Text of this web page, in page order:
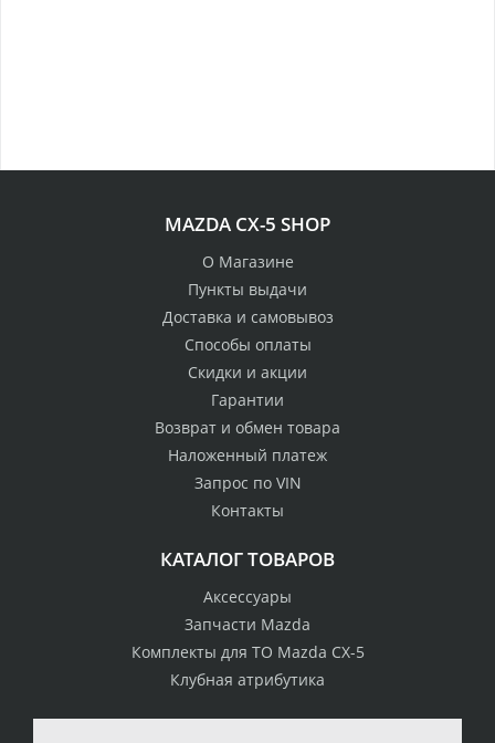
стоимости
Гарантия качества
MAZDA CX-5 SHOP
О Магазине
Пункты выдачи
Доставка и самовывоз
Способы оплаты
Скидки и акции
Гарантии
Возврат и обмен товара
Наложенный платеж
Запрос по VIN
Контакты
КАТАЛОГ ТОВАРОВ
Аксессуары
Запчасти Mazda
Комплекты для ТО Mazda CX-5
Клубная атрибутика